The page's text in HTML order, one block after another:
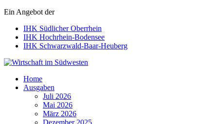
Ein Angebot der
IHK Südlicher Oberrhein
IHK Hochrhein-Bodensee
IHK Schwarzwald-Baar-Heuberg
Wirtschaft im Südwesten
Home
Ausgaben
Juli 2026
Mai 2026
März 2026
Dezember 2025